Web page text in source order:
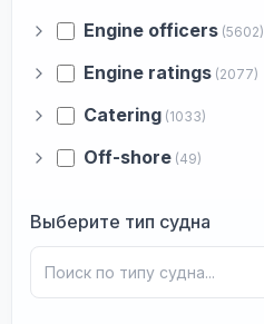
Engine officers (5602)
Engine ratings (2077)
Catering (1033)
Off-shore (49)
Выберите тип судна